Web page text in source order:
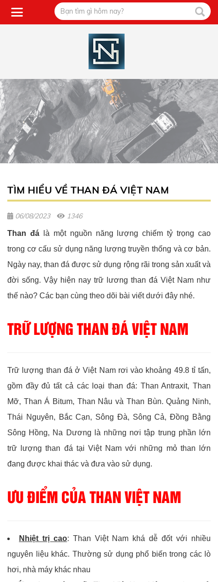
TÌM HIỂU VỀ THAN ĐÁ VIỆT NAM
06/08/2023 1346
Than đálà một nguồn năng lượng chiếm tỷ trọng cao
trong cơ cấu sử dụng năng lượng truyền thống và cơ bản.
Ngày nay, than đá được sử dụng rộng rãi trong sản xuất và
đời sống. Vậy hiện nay trữ lương than đá Việt Nam như
thế nào? Các bạn cùng theo dõi bài viết dưới đây nhé.
TRỮ LƯỢNG THAN ĐÁ VIỆT NAM
Trữ lượng than đá ở Việt Nam rơi vào khoảng 49.8 tỉ tấn,
gồm đầy đủ tất cả các loại than đá: Than Antraxit, Than
Mỡ, Than Á Bitum, Than Nâu và Than Bùn. Quảng Ninh,
Thái Nguyên, Bắc Cạn, Sông Đà, Sông Cả, Đồng Bằng
Sông Hồng, Na Dương là những nơi tập trung phần lớn
trữ lượng than đá tại Việt Nam với những mỏ than lớn
đang được khai thác và đưa vào sử dụng.
ƯU ĐIỂM CỦA THAN VIỆT NAM
Nhiệt trị cao: Than Việt Nam khá dễ đốt với nhiều
nguyên liệu khác. Thường sử dụng phổ biến trong các lò
hơi, nhà máy khác nhau